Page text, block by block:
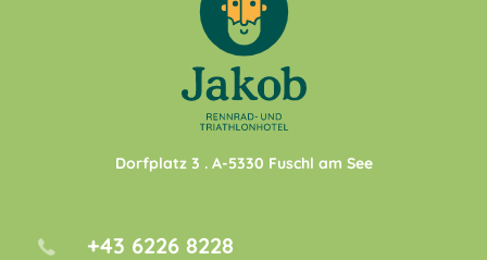
Dorfplatz 3 . A-5330 Fuschl am See
+43 6226 8228